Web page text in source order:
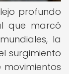
profundo
que marcó
la
surgimiento